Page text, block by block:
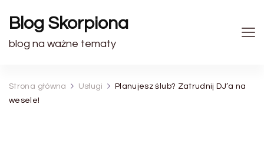
Blog Skorpiona
blog na ważne tematy
Strona główna Usługi
Planujesz ślub? Zatrudnij DJ’a na
wesele!